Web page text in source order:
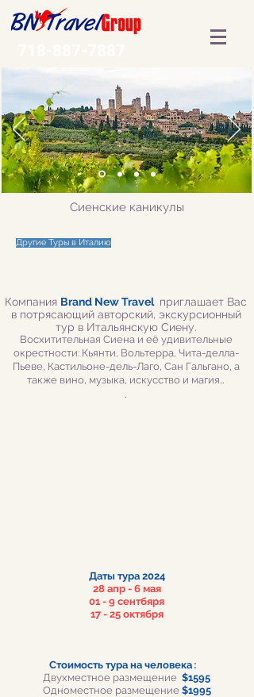
Сиенские каникулы
Другие Туры в Италию
Компания Brand New Travel приглашает Вас
в потрясающий авторский, экскурсионный
тур в Итальянскую Сиену.
Восхитительная Сиена и её удивительные
окрестности: Кьянти, Вольтерра, Чита-делла-
Пьеве, Кастильоне-дель-Лаго, Сан Гальгано, а
также вино, музыка, искусство и магия…
.
Даты тура 2024
28 апр - 6 мая
01 - 9 сентбяря
17 - 25 октября
Стоимость тура на человека:
Двухместное размещение $1595
Одноместное размещение $1995